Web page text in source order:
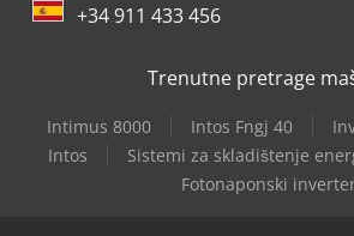
+34 911 433 456
Trenutne pretrage
Intimus 8000 Intos Fngj 40
Intos
Sistemi za skladištenje
Fotonaponski